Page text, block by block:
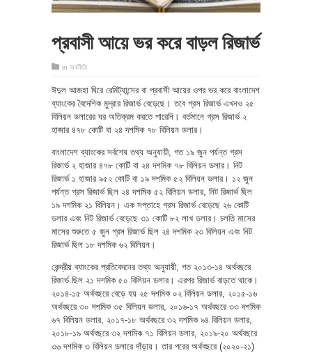
প্রবাসী আয়ে ভর করে বাড়ল রিজার্ভ
in অর্থনীতি
ঈদুল আজহা ঘিরে রেমিট্যান্সের বা প্রবাসী আয়ের ওপর ভর করে বাংলাদেশ
ব্যাংকের বৈদেশিক মুদ্রার রিজার্ভ বেড়েছে। তবে গ্রস রিজার্ভ এখনও ২৫
বিলিয়ন ডলারের ঘর অতিক্রম করতে পারেনি। বর্তমানে গ্রস রিজার্ভ ২
হাজার ৪৭৮ কোটি বা ২৪ দশমিক ৭৮ বিলিয়ন ডলার।
বাংলাদেশ ব্যাংকের সর্বশেষ তথ্য অনুযায়ী, গত ১৯ জুন পর্যন্ত গ্রস
রিজার্ভ ২ হাজার ৪৭৮ কোটি বা ২৪ দশমিক ৭৮ বিলিয়ন ডলার। নিট
রিজার্ভ ১ হাজার ৯৫২ কোটি বা ১৯ দশমিক ৫২ বিলিয়ন ডলার। ১২ জুন
পর্যন্ত গ্রস রিজার্ভ ছিল ২৪ দশমিক ৫২ বিলিয়ন ডলার, নিট রিজার্ভ ছিল
১৯ দশমিক ২১ বিলিয়ন। এক সপ্তাহে গ্রস রিজার্ভ বেড়েছে ২৬ কোটি
ডলার এবং নিট রিজার্ভ বেড়েছে ৩১ কোটি ৮২ লাখ ডলার। চলতি মাসের
মাসের শুরুতে ৫ জুন গ্রস রিজার্ভ ছিল ২৪ দশমিক ২৩ বিলিয়ন এবং নিট
রিজার্ভ ছিল ১৮ দশমিক ৬২ বিলিয়ন।
কেন্দ্রীয় ব্যাংকের প্রতিবেদনের তথ্য অনুযায়ী, গত ২০১৩-১৪ অর্থবছরে
রিজার্ভ ছিল ২১ দশমিক ৫০ বিলিয়ন ডলার। এরপর রিজার্ভ বাড়তে থাকে।
২০১৪-১৫ অর্থবছরে বেড়ে হয় ২৫ দশমিক ০২ বিলিয়ন ডলার, ২০১৫-১৬
অর্থবছরে ৩০ দশমিক ৩৫ বিলিয়ন ডলার, ২০১৬-১৭ অর্থবছরে ৩৩ দশমিক
৬৭ বিলিয়ন ডলার, ২০১৭-১৮ অর্থবছরে ৩২ দশমিক ৯৪ বিলিয়ন ডলার,
২০১৮-১৯ অর্থবছরে ৩২ দশমিক ৭১ বিলিয়ন ডলার, ২০১৯-২০ অর্থবছরে
৩৬ দশমিক ৩ বিলিয়ন ডলারে দাঁড়ায়। তার পরের অর্থবছরে (২০২০-২১)